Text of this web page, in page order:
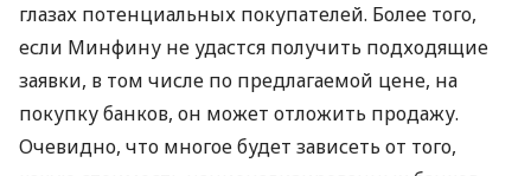
глазах потенциальных покупателей. Более того,
если Минфину не удастся получить подходящие
заявки, в том числе по предлагаемой цене, на
покупку банков, он может отложить продажу.
Очевидно, что многое будет зависеть от того,